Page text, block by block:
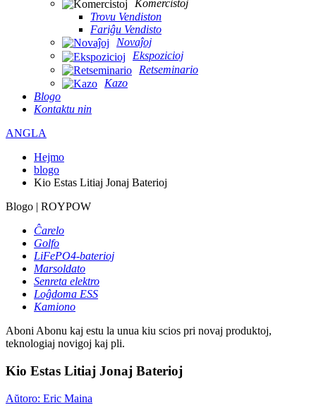
Komercistoj
Trovu Vendiston
Fariĝu Vendisto
Novaĵoj
Ekspozicioj
Retseminario
Kazo
Blogo
Kontaktu nin
ANGLA
Hejmo
blogo
Kio Estas Litiaj Jonaj Baterioj
Blogo | ROYPOW
Ĉarelo
Golfo
LiFePO4-baterioj
Marsoldato
Senreta elektro
Loĝdoma ESS
Kamiono
Aboni Abonu kaj estu la unua kiu scios pri novaj produktoj,
teknologiaj novigoj kaj pli.
Kio Estas Litiaj Jonaj Baterioj
Aŭtoro: Eric Maina